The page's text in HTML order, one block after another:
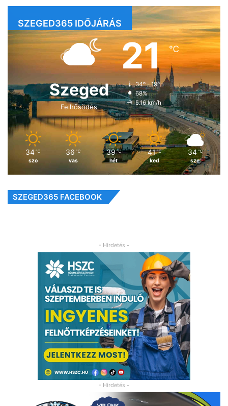
SZEGED365 IDŐJÁRÁS
Szeged
Felhősödés
21℃
34º - 19º
68%
5.16 km/h
34 ℃
szo
36 ℃
vas
39 ℃
hét
41 ℃
ked
34 ℃
sze
SZEGED365 FACEBOOK
- Hirdetés -
- Hirdetés -